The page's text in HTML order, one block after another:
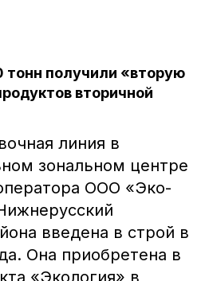
тонн получили «вторую
вторичной
линия в
зональном центре
ООО «Эко-
введена в строй в
Она приобретена в
«Экология» в